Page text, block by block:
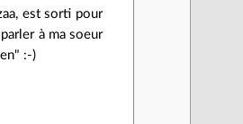
est sorti pour
à ma soeur
:-)